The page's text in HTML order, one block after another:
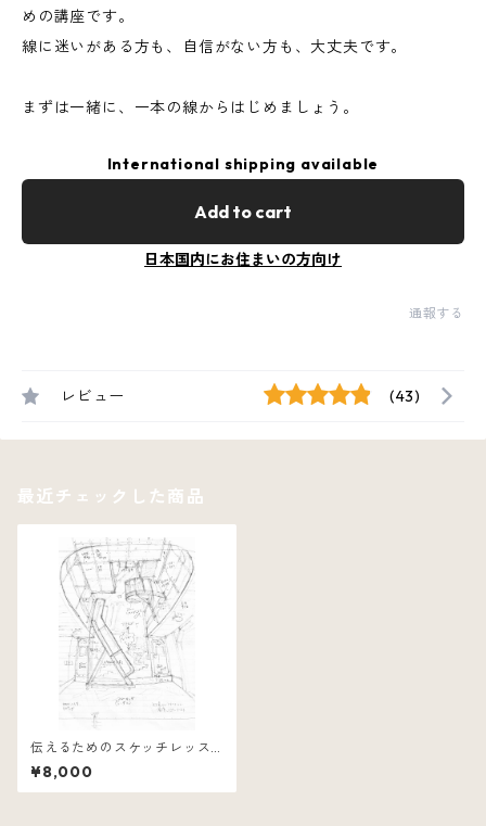
めの講座です。
線に迷いがある方も、自信がない方も、大丈夫です。
まずは一緒に、一本の線からはじめましょう。
International shipping available
Add to cart
日本国内にお住まいの方向け
通報する
レビュー (43)
最近チェックした商品
伝えるためのスケッチレッス
ン
¥8,000